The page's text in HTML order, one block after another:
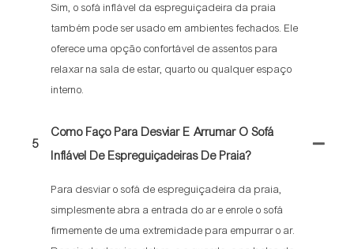
Sim, o sofá inflável da espreguiçadeira da praia
também pode ser usado em ambientes fechados. Ele
oferece uma opção confortável de assentos para
relaxar na sala de estar, quarto ou qualquer espaço
interno.
5
Como Faço Para Desviar E Arrumar O Sofá
Inflável De Espreguiçadeiras De Praia?
Para desviar o sofá de espreguiçadeira da praia,
simplesmente abra a entrada do ar e enrole o sofá
firmemente de uma extremidade para empurrar o ar.